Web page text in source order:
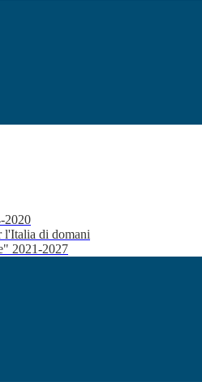
2020
di domani
2021-2027